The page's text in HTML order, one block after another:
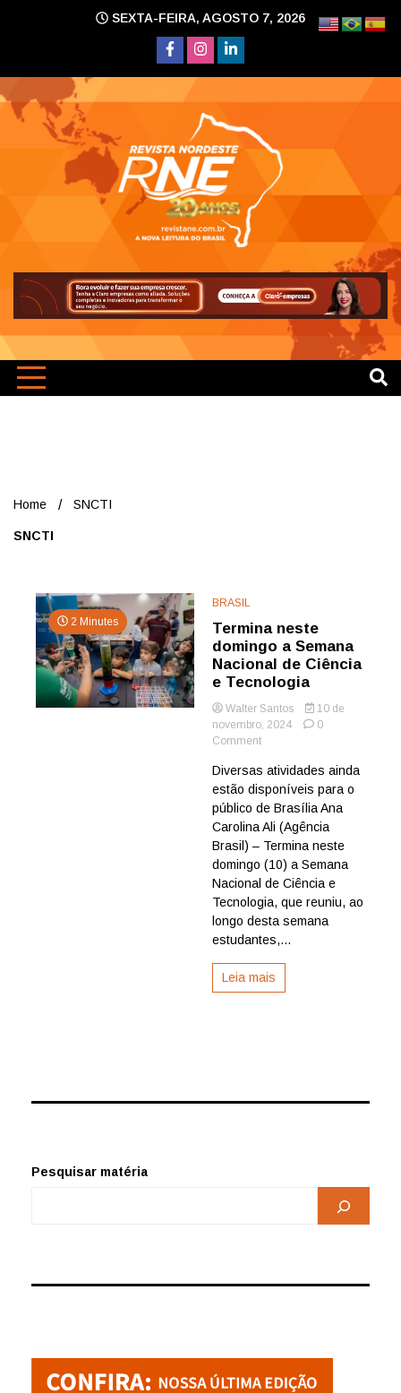
SEXTA-FEIRA, AGOSTO 7, 2026
Home SNCTI
SNCTI
2 Minutes
BRASIL
Termina neste
domingo a Semana
Nacional de Ciência
e Tecnologia
Walter Santos
10 de
novembro, 2024
0
Commenton
neste
domingo
a
Semana
Nacional
de
Ciência
e
Tecnologia
Diversas atividades ainda
estão disponíveis para o
público de Brasília Ana
Carolina Ali (Agência
Brasil) – Termina neste
domingo (10) a Semana
Nacional de Ciência e
Tecnologia, que reuniu, ao
longo desta semana
estudantes,...
Leia mais
Pesquisar matéria